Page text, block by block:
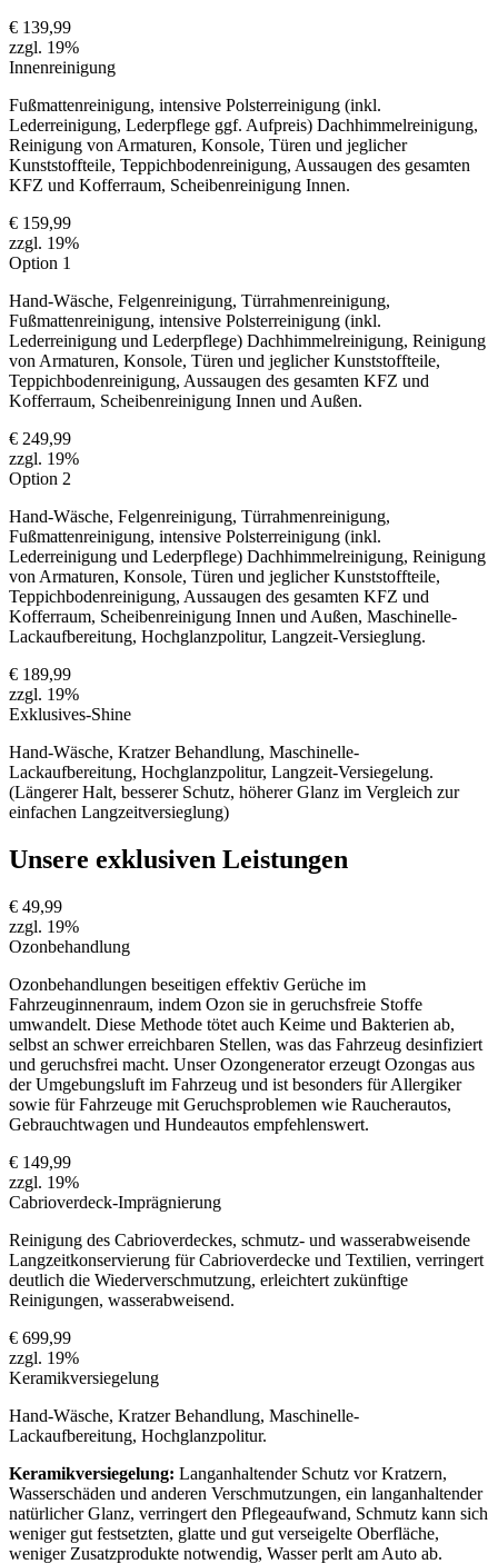
€ 139,99
zzgl. 19%
Innenreinigung
Fußmattenreinigung, intensive Polsterreinigung (inkl.
Lederreinigung, Lederpflege ggf. Aufpreis) Dachhimmelreinigung,
Reinigung von Armaturen, Konsole, Türen und jeglicher
Kunststoffteile, Teppichbodenreinigung, Aussaugen des gesamten
KFZ und Kofferraum, Scheibenreinigung Innen.
€ 159,99
zzgl. 19%
Option 1
Hand-Wäsche, Felgenreinigung, Türrahmenreinigung,
Fußmattenreinigung, intensive Polsterreinigung (inkl.
Lederreinigung und Lederpflege) Dachhimmelreinigung, Reinigung
von Armaturen, Konsole, Türen und jeglicher Kunststoffteile,
Teppichbodenreinigung, Aussaugen des gesamten KFZ und
Kofferraum, Scheibenreinigung Innen und Außen.
€ 249,99
zzgl. 19%
Option 2
Hand-Wäsche, Felgenreinigung, Türrahmenreinigung,
Fußmattenreinigung, intensive Polsterreinigung (inkl.
Lederreinigung und Lederpflege) Dachhimmelreinigung, Reinigung
von Armaturen, Konsole, Türen und jeglicher Kunststoffteile,
Teppichbodenreinigung, Aussaugen des gesamten KFZ und
Kofferraum, Scheibenreinigung Innen und Außen, Maschinelle-
Lackaufbereitung, Hochglanzpolitur, Langzeit-Versieglung.
€ 189,99
zzgl. 19%
Exklusives-Shine
Hand-Wäsche, Kratzer Behandlung, Maschinelle-
Lackaufbereitung, Hochglanzpolitur, Langzeit-Versiegelung.
(Längerer Halt, besserer Schutz, höherer Glanz im Vergleich zur
einfachen Langzeitversieglung)
Unsere exklusiven Leistungen
€ 49,99
zzgl. 19%
Ozonbehandlung
Ozonbehandlungen beseitigen effektiv Gerüche im
Fahrzeuginnenraum, indem Ozon sie in geruchsfreie Stoffe
umwandelt. Diese Methode tötet auch Keime und Bakterien ab,
selbst an schwer erreichbaren Stellen, was das Fahrzeug desinfiziert
und geruchsfrei macht. Unser Ozongenerator erzeugt Ozongas aus
der Umgebungsluft im Fahrzeug und ist besonders für Allergiker
sowie für Fahrzeuge mit Geruchsproblemen wie Raucherautos,
Gebrauchtwagen und Hundeautos empfehlenswert.
€ 149,99
zzgl. 19%
Cabrioverdeck-Imprägnierung
Reinigung des Cabrioverdeckes, schmutz- und wasserabweisende
Langzeitkonservierung für Cabrioverdecke und Textilien, verringert
deutlich die Wiederverschmutzung, erleichtert zukünftige
Reinigungen, wasserabweisend.
€ 699,99
zzgl. 19%
Keramikversiegelung
Hand-Wäsche, Kratzer Behandlung, Maschinelle-
Lackaufbereitung, Hochglanzpolitur.
Keramikversiegelung: Langanhaltender Schutz vor Kratzern,
Wasserschäden und anderen Verschmutzungen, ein langanhaltender
natürlicher Glanz, verringert den Pflegeaufwand, Schmutz kann sich
weniger gut festsetzten, glatte und gut verseigelte Oberfläche,
weniger Zusatzprodukte notwendig, Wasser perlt am Auto ab.